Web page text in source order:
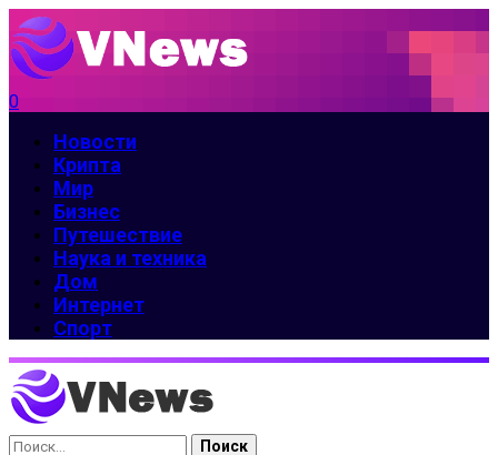
0
Новости
Крипта
Мир
Бизнес
Путешествие
Наука и техника
Дом
Интернет
Спорт
Найти: